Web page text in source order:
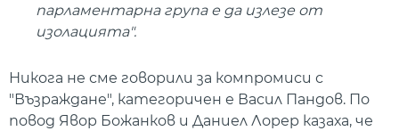
парламентарна група е да излезе от
изолацията".
Никога не сме говорили за компромиси с
"Възраждане", категоричен е Васил Пандов. По
повод Явор Божанков и Даниел Лорер казаха, че